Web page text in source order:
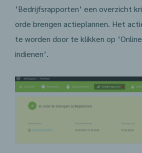
‘Bedrijfsrapporten’ een overzicht
orde brengen actieplannen. Het
te worden door te klikken op
indienen’.